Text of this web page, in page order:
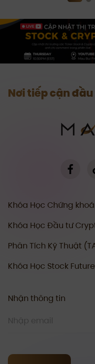
Nơi tiếp cận
Khóa Học Chứng
Khóa Học Đầu tư
Phân Tích Kỹ Thuật
Khóa Học Stock
Nhận thông tin